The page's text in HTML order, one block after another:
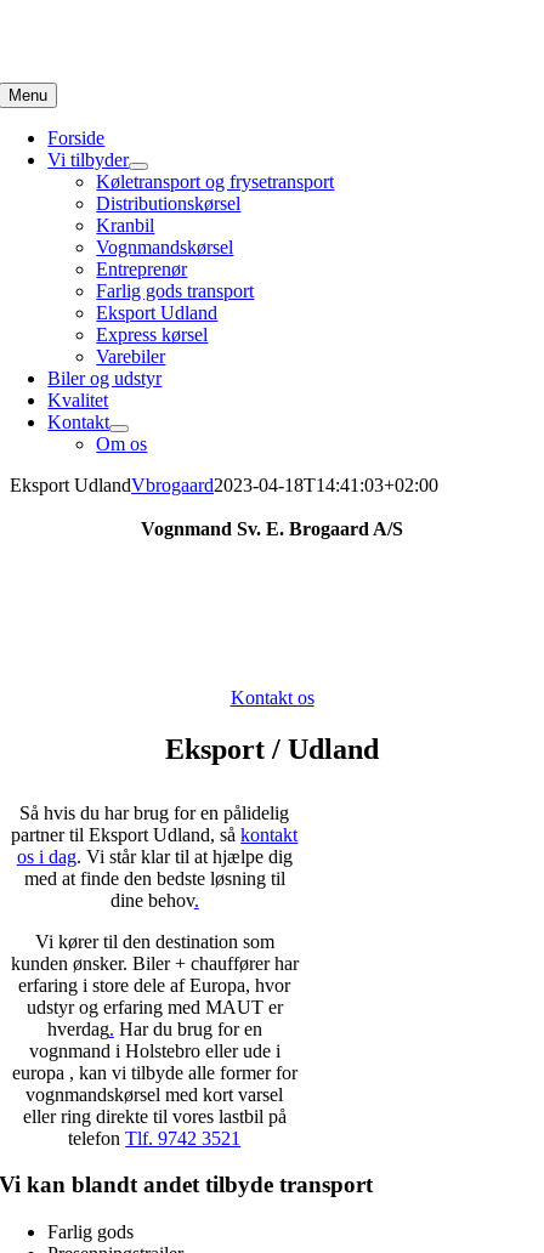
Menu
Forside
Vi tilbyder
Køletransport og frysetransport
Distributionskørsel
Kranbil
Vognmandskørsel
Entreprenør
Farlig gods transport
Eksport Udland
Express kørsel
Varebiler
Biler og udstyr
Kvalitet
Kontakt
Om os
Eksport UdlandVbrogaard2023-04-18T14:41:03+02:00
Vognmand Sv. E. Brogaard A/S
Kontakt os
Eksport / Udland
Så hvis du har brug for en pålidelig
partner til Eksport Udland, såkontakt
os i dag. Vi står klar til at hjælpe dig
med at finde den bedste løsning til
dine behov.
Vi kører til den destination som
kunden ønsker. Biler + chauffører har
erfaring i store dele af Europa, hvor
udstyr og erfaring med MAUT er
hverdag. Har du brug for en
vognmand i Holstebro eller ude i
europa , kan vi tilbyde alle former for
vognmandskørsel med kort varsel
eller ring direkte til vores lastbil på
telefonTlf. 9742 3521
Vi kan blandt andet tilbyde transport
Farlig gods